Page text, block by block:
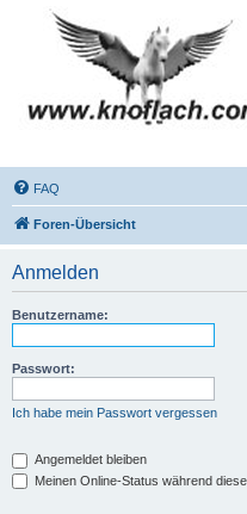
FAQ
Foren-Übersicht
Anmelden
Benutzername:
Passwort:
Ich habe mein Passwort vergessen
Angemeldet bleiben
Meinen Online-Status während